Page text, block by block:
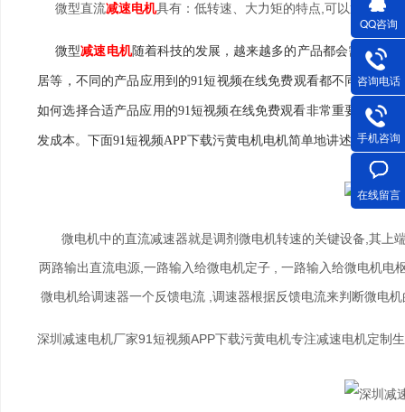
微型直流减速电机具有：低转速、大力矩的特点,可以通
微型减速电机随着科技的发展，越来越多的产品都会需要用到91
居等，不同的产品应用到的91短视频在线免费观看都不同，就单
如何选择合适产品应用的91短视频在线免费观看非常重要，尤其
发成本。下面91短视频APP下载污黄电机电机简单地讲述91短
微电机中的直流减速器就是调剂微电机转速的关键设备,其上端
两路输出直流电源,一路输入给微电机定子 , 一路输入给微电机电枢
微电机给调速器一个反馈电流 ,调速器根据反馈电流来判断微电
深圳减速电机厂家91短视频APP下载污黄电机专注减速电机定制生
QQ咨询
咨询电话
手机咨询
在线留言